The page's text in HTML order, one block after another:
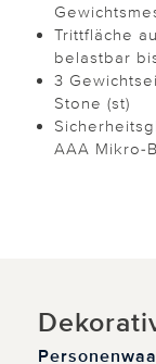
Trittfläche
belastbar
3
Stone (st)
AAA Mikro-